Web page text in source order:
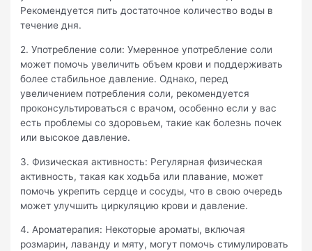
Рекомендуется пить достаточное количество воды в
течение дня.
2. Употребление соли: Умеренное употребление соли
может помочь увеличить объем крови и поддерживать
более стабильное давление. Однако, перед
увеличением потребления соли, рекомендуется
проконсультироваться с врачом, особенно если у вас
есть проблемы со здоровьем, такие как болезнь почек
или высокое давление.
3. Физическая активность: Регулярная физическая
активность, такая как ходьба или плавание, может
помочь укрепить сердце и сосуды, что в свою очередь
может улучшить циркуляцию крови и давление.
4. Ароматерапия: Некоторые ароматы, включая
розмарин, лаванду и мяту, могут помочь стимулировать